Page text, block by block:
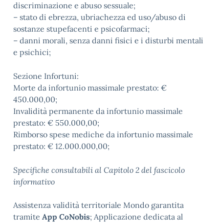
discriminazione e abuso sessuale;
– stato di ebrezza, ubriachezza ed uso/abuso di
sostanze stupefacenti e psicofarmaci;
– danni morali, senza danni fisici e i disturbi mentali
e psichici;
Sezione Infortuni:
Morte da infortunio massimale prestato: €
450.000,00;
Invalidità permanente da infortunio massimale
prestato: € 550.000,00;
Rimborso spese mediche da infortunio massimale
prestato: € 12.000.000,00;
Specifiche consultabili al Capitolo 2 del fascicolo
informativo
Assistenza validità territoriale Mondo garantita
tramite App CoNobis; Applicazione dedicata al